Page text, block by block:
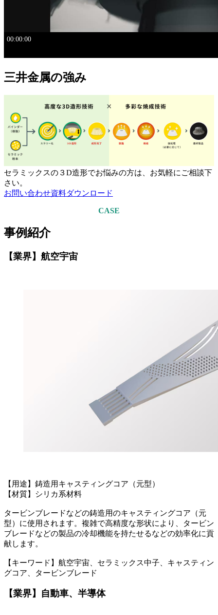
三井金属の強み
セラミックスの３D造形でお悩みの方は、お気軽にご相談下
さい。
お問い合わせ資料ダウンロード
CASE
事例紹介
【業界】航空宇宙
【用途】鋳造用キャスティングコア（元型）
【材質】シリカ系材料
タービンブレードなどの鋳造用のキャスティングコア（元
型）に使用されます。複雑で高精度な形状により、タービン
ブレードなどの製品の冷却機能を持たせるなどの効率化に貢
献します。
【キーワード】航空宇宙、セラミックス中子、キャスティン
グコア、タービンブレード
【業界】自動車、半導体